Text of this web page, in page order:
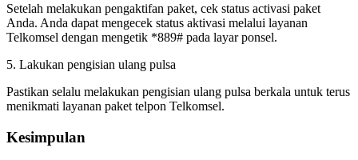
Setelah melakukan pengaktifan paket, cek status activasi paket
Anda. Anda dapat mengecek status aktivasi melalui layanan
Telkomsel dengan mengetik *889# pada layar ponsel.
5. Lakukan pengisian ulang pulsa
Pastikan selalu melakukan pengisian ulang pulsa berkala untuk terus
menikmati layanan paket telpon Telkomsel.
Kesimpulan